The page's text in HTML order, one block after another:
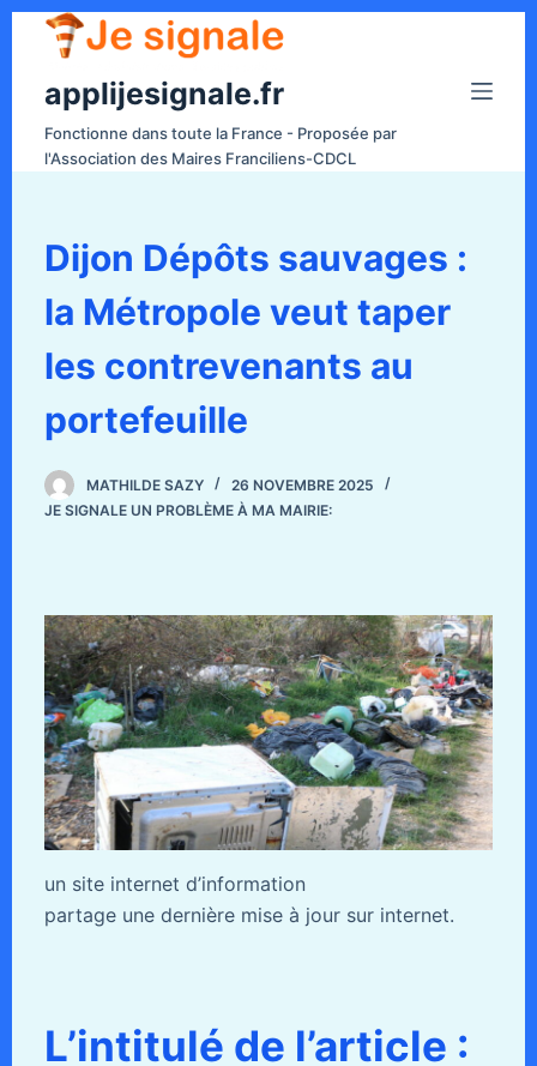
applijesignale.fr
Fonctionne dans toute la France - Proposée par
l'Association des Maires Franciliens-CDCL
Dijon Dépôts sauvages :
la Métropole veut taper
les contrevenants au
portefeuille
MATHILDE SAZY
26 NOVEMBRE 2025
JE SIGNALE UN PROBLÈME À MA MAIRIE:
un site internet d’information
partage une dernière mise à jour sur internet.
L’intitulé de l’article :